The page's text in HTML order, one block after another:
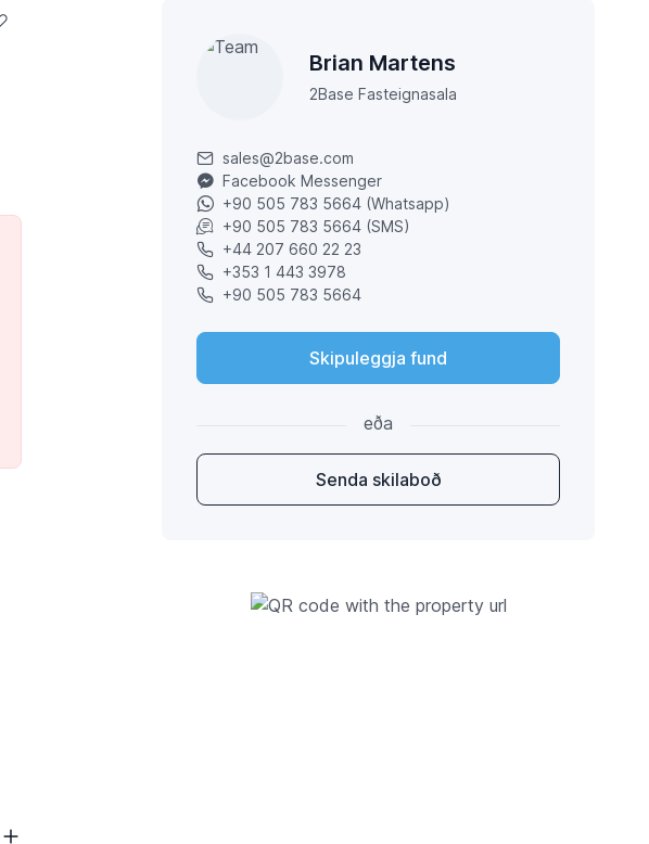
Brian Martens
2Base Fasteignasala
sales@2base.com
Facebook Messenger
+90 505 783 5664 (Whatsapp)
+90 505 783 5664 (SMS)
+44 207 660 22 23
+353 1 443 3978
+90 505 783 5664
Skipuleggja fund
eða
Senda skilaboð